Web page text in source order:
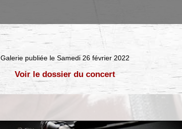
Galerie publiée le Samedi 26 février 2022
Voir le dossier du concert